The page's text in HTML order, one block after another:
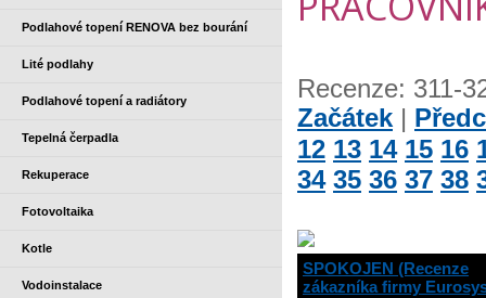
Podlahové topení RENOVA bez bourání
Lité podlahy
Podlahové topení a radiátory
Tepelná čerpadla
Rekuperace
Fotovoltaika
Kotle
Vodoinstalace
Recenze: 311-
Začátek |
12 13 14 15 16
34 35 36 37 38
SPOKOJEN (Recenze
zákazníka firmy